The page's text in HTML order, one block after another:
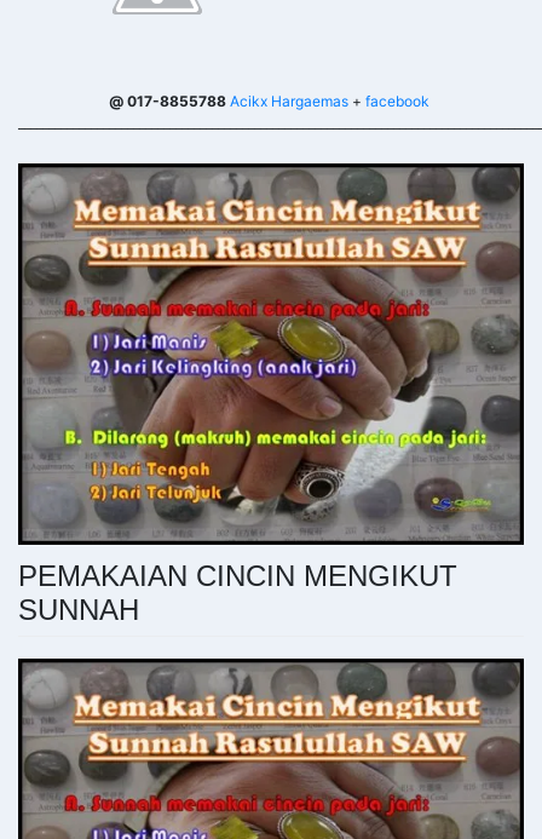
@ 017-8855788 Acikx Hargaemas + facebook
PEMAKAIAN CINCIN MENGIKUT
SUNNAH